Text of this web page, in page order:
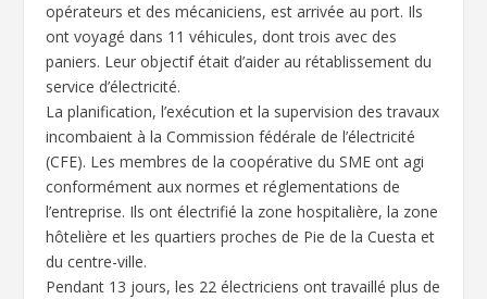
opérateurs et des mécaniciens, est arrivée au port. Ils
ont voyagé dans 11 véhicules, dont trois avec des
paniers. Leur objectif était d’aider au rétablissement du
service d’électricité.
La planification, l’exécution et la supervision des travaux
incombaient à la Commission fédérale de l’électricité
(CFE). Les membres de la coopérative du SME ont agi
conformément aux normes et réglementations de
l’entreprise. Ils ont électrifié la zone hospitalière, la zone
hôtelière et les quartiers proches de Pie de la Cuesta et
du centre-ville.
Pendant 13 jours, les 22 électriciens ont travaillé plus de